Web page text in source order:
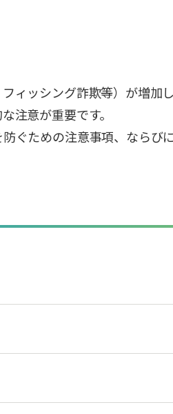
ッシング詐欺等）が増加
注意が重要です。
ぐための注意事項、ならび